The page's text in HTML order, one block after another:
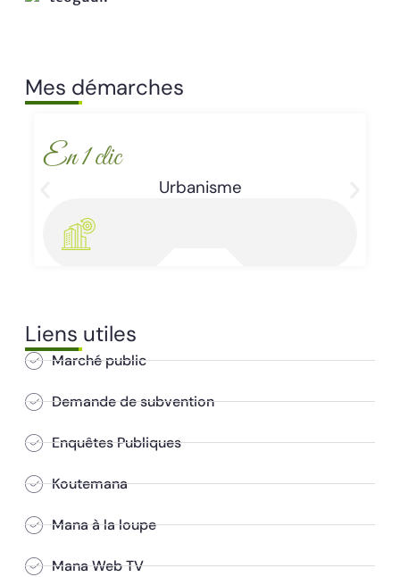
Mes démarches
En 1 clic
Urbanisme
Liens utiles
Marché public
Demande de subvention
Enquêtes Publiques
Koutemana
Mana à la loupe
Mana Web TV